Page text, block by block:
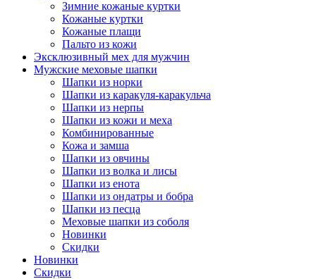
Зимние кожаные куртки
Кожаные куртки
Кожаные плащи
Пальто из кожи
Эксклюзивный мех для мужчин
Мужские меховые шапки
Шапки из норки
Шапки из каракуля-каракульча
Шапки из нерпы
Шапки из кожи и меха
Комбинированные
Кожа и замша
Шапки из овчины
Шапки из волка и лисы
Шапки из енота
Шапки из ондатры и бобра
Шапки из песца
Меховые шапки из соболя
Новинки
Скидки
Новинки
Скидки